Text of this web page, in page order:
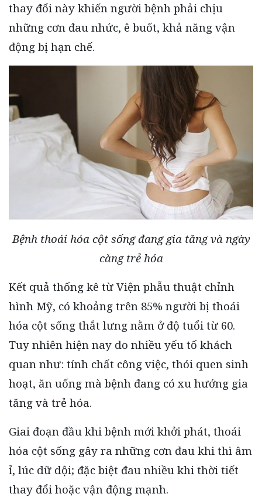
thay đổi này khiến người bệnh phải chịu
những cơn đau nhức, ê buốt, khả năng vận
động bị hạn chế.
Bệnh thoái hóa cột sống đang gia tăng và ngày
càng trẻ hóa
Kết quả thống kê từ Viện phẫu thuật chỉnh
hình Mỹ, có khoảng trên 85% người bị thoái
hóa cột sống thắt lưng nằm ở độ tuổi từ 60.
Tuy nhiên hiện nay do nhiều yếu tố khách
quan như: tính chất công việc, thói quen sinh
hoạt, ăn uống mà bệnh đang có xu hướng gia
tăng và trẻ hóa.
Giai đoạn đầu khi bệnh mới khởi phát, thoái
hóa cột sống gây ra những cơn đau khi thì âm
ỉ, lúc dữ dội; đặc biệt đau nhiều khi thời tiết
thay đổi hoặc vận động mạnh.